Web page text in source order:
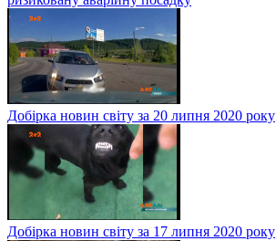
Добірка новин світу за 20 липня 2020 року
Добірка новин світу за 17 липня 2020 року